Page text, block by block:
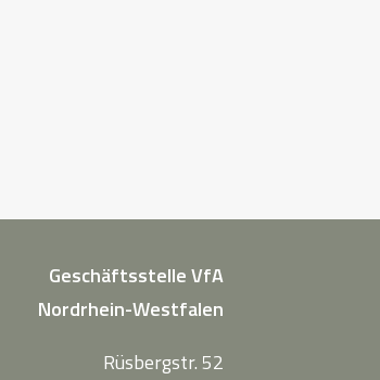
Geschäftsstelle VfA
Nordrhein-Westfalen
Rüsbergstr. 52